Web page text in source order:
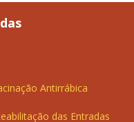
Antirrábica
das Entradas